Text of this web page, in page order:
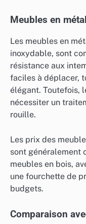
Meubles en
Les meubles en
inoxydable, sont
résistance aux
faciles à déplacer,
élégant. Toutefois,
nécessiter un
rouille.
Les prix des
sont généralement
meubles en bois,
une fourchette de
budgets.
Comparaison